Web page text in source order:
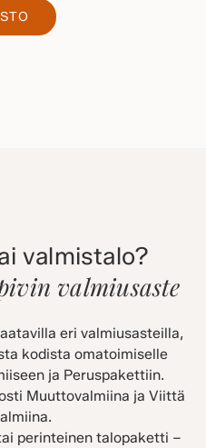
valmistalo?
valmiusaste
eri valmiusasteilla,
kodista omatoimiselle
ja Peruspakettiin.
Muuttovalmiina ja Viittä
perinteinen talopaketti –